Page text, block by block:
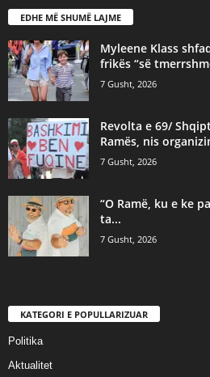
EDHE MË SHUMË LAJME
Myleene Klass
frikës “së
7 Gusht, 2026
Revolta e 69/
Ramës, nis
7 Gusht, 2026
“O Ramë, ku e ke
ta...
7 Gusht, 2026
KATEGORI E POPULLARIZUAR
Politika
Aktualitet